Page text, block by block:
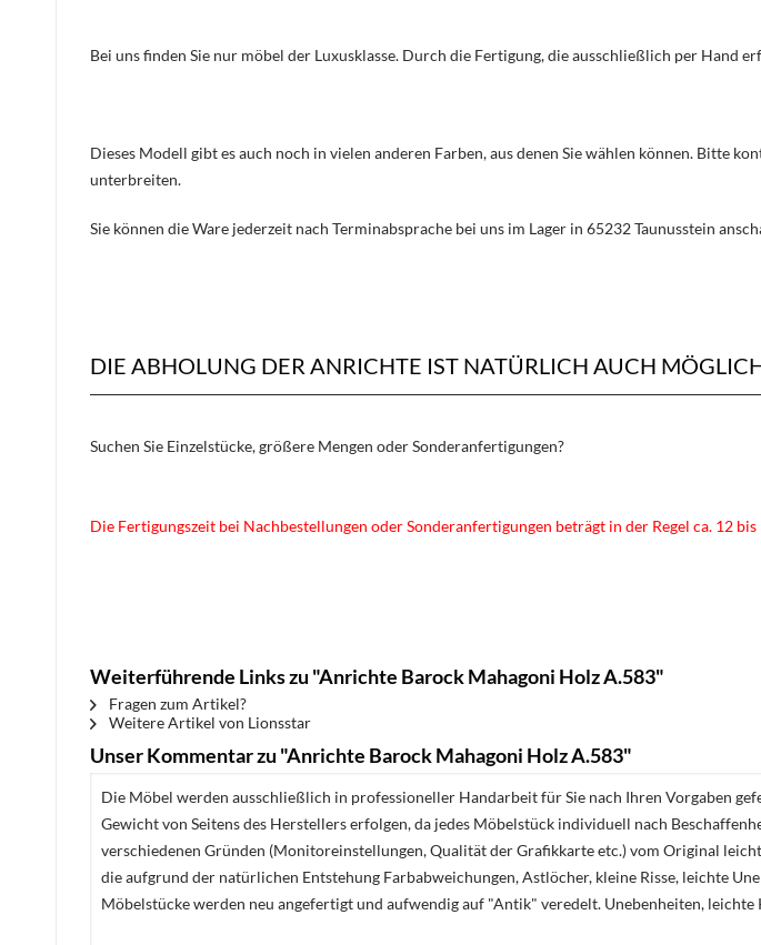
Bei uns finden Sie nur möbel der Luxusklasse. Durch die Fertigung, die ausschließlich per Hand
Dieses Modell gibt es auch noch in vielen anderen Farben, aus denen Sie wählen können. Bitte
unterbreiten.
Sie können die Ware jederzeit nach Terminabsprache bei uns im Lager in 65232 Taunusstein
DIE ABHOLUNG DER ANRICHTE IST NATÜRLICH AUCH
Suchen Sie Einzelstücke, größere Mengen oder Sonderanfertigungen?
Die Fertigungszeit bei Nachbestellungen oder Sonderanfertigungen beträgt in der Regel ca. 12 bis
Weiterführende Links zu "Anrichte Barock Mahagoni Holz A.583"
Fragen zum Artikel?
Weitere Artikel von Lionsstar
Unser Kommentar zu "Anrichte Barock Mahagoni Holz A.583"
Die Möbel werden ausschließlich in professioneller Handarbeit für Sie nach Ihren Vorgaben
Gewicht von Seitens des Herstellers erfolgen, da jedes Möbelstück individuell nach
verschiedenen Gründen (Monitoreinstellungen, Qualität der Grafikkarte etc.) vom Original
die aufgrund der natürlichen Entstehung Farbabweichungen, Astlöcher, kleine Risse, leichte
Möbelstücke werden neu angefertigt und aufwendig auf "Antik" veredelt. Unebenheiten,